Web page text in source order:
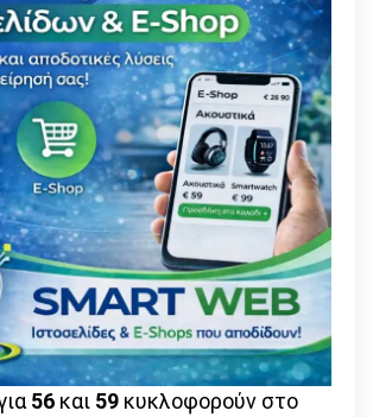
56 και 59 κυκλοφορούν στο